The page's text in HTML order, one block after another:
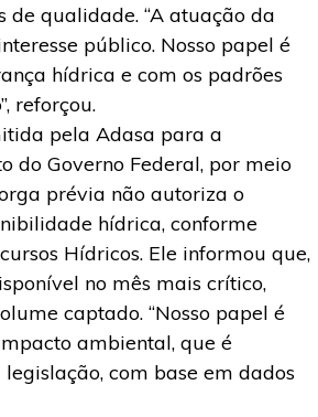
qualidade. “A atuação da
público. Nosso papel é
hídrica e com os padrões
reforçou.
pela Adasa para a
do Governo Federal, por meio
prévia não autoriza o
hídrica, conforme
Hídricos. Ele informou que,
no mês mais crítico,
captado. “Nosso papel é
ambiental, que é
com base em dados